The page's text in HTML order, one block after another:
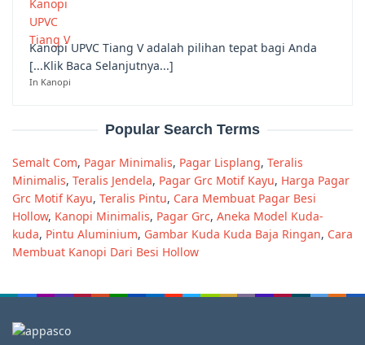
Kanopi UPVC Tiang V adalah pilihan tepat bagi Anda
[...Klik Baca Selanjutnya...]
In Kanopi
Popular Search Terms
Semalt Com, Pagar Minimalis, Pagar Lisplang, Teralis
Minimalis, Teralis Jendela, Pagar Grc Motif Kayu, Harga Pagar
Grc Motif Kayu, Teralis Pintu, Cara Membuat Pagar Besi
Hollow, Kanopi Minimalis, Pagar Grc, Aneka Model Kuda-
kuda, Pintu Aluminium, Gambar Kuda Kuda Baja Ringan, Cara
Membuat Kanopi Dari Besi Hollow